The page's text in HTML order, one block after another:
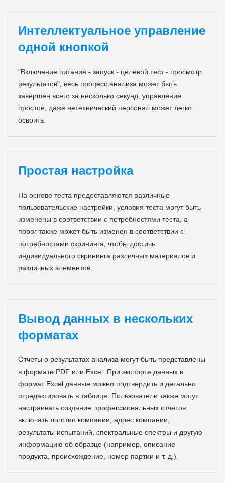
Интеллектуальное управление
одной кнопкой
"Включение питания - запуск - целевой тест - просмотр
результатов", весь процесс анализа может быть
завершен всего за несколько секунд, управление
простое, даже нетехнический персонал может легко
освоить.
Простая настройка
На основе теста предоставляются различные
пользовательские настройки, условия теста могут быть
изменены в соответствии с потребностями теста, а
порог также может быть изменен в соответствии с
потребностями скрининга, чтобы достичь
индивидуального скрининга различных материалов и
различных элементов.
Вывод данных в нескольких
форматах
Отчеты о результатах анализа могут быть представлены
в формате PDF или Excel. При экспорте данных в
формат Excel данные можно подтвердить и детально
отредактировать в таблице. Пользователи также могут
настраивать создание профессиональных отчетов:
включать логотип компании, адрес компании,
результаты испытаний, спектральные спектры и другую
информацию об образце (например, описание
продукта, происхождение, номер партии и т. д.).